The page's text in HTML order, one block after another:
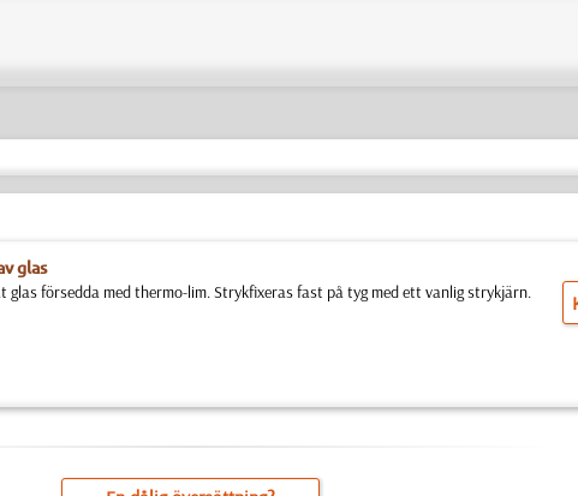
glas
glas försedda med thermo-lim. Strykfixeras fast på tyg med ett vanlig strykjärn.